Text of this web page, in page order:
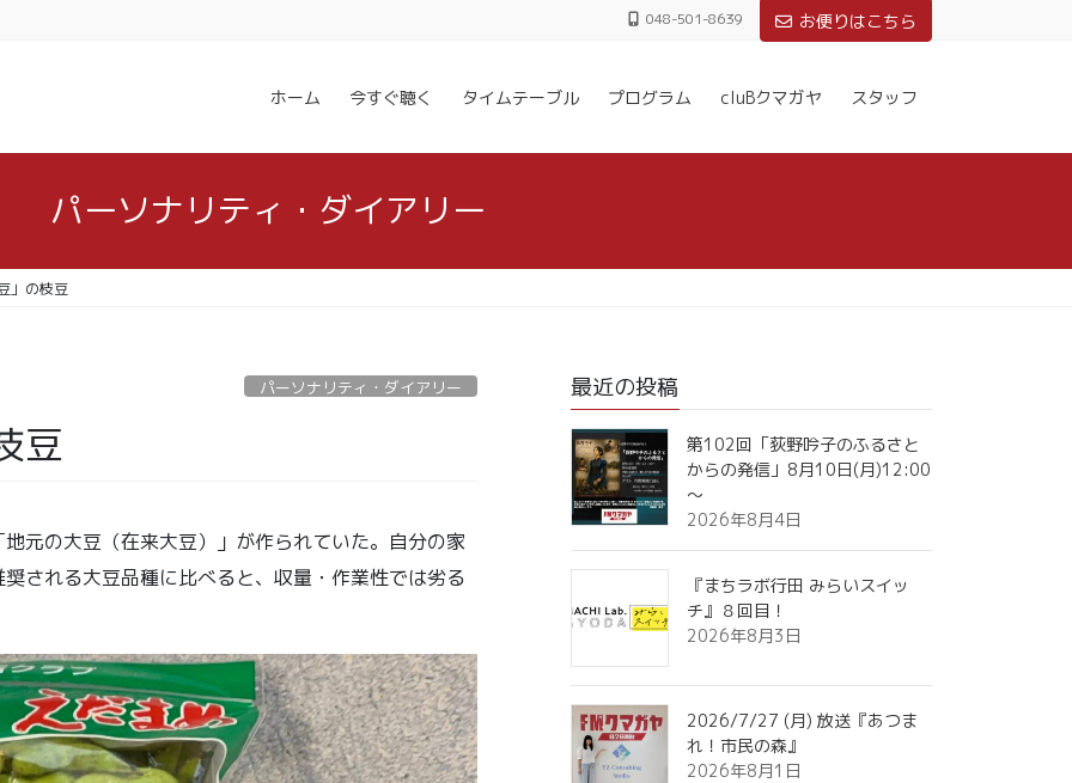
048-501-8639 お便りはこちら
ホーム 今すぐ聴く タイムテーブル プログラム cluBクマガヤ スタッフ
パーソナリティ・ダイアリー
」の枝豆
パーソナリティ・ダイアリー
豆
元の大豆（在来大豆）」が作られていた。自分の家
される大豆品種に比べると、収量・作業性では劣る
最近の投稿
第102回「荻野吟子のふるさと
からの発信」8月10日(月)12:00
～
2026年8月4日
『まちラボ行田 みらいスイッ
チ』８回目！
2026年8月3日
2026/7/27 (月) 放送『あつま
れ！市民の森』
2026年8月1日